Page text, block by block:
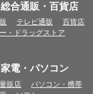
総合通販・百貨店
テレビ通販
百貨店
・ドラッグストア
家電・パソコン
販店
パソコン・携帯